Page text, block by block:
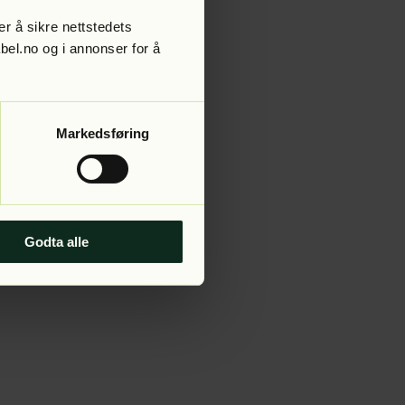
å sikre nettstedets
og i annonser for å
Markedsføring
Godta alle